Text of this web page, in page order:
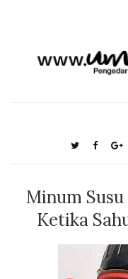
Minum
Ketika